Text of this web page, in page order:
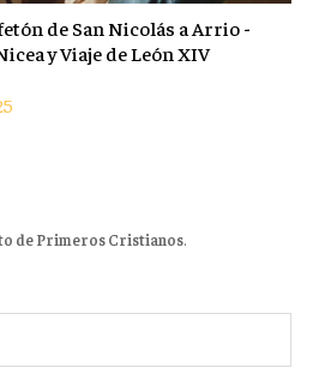
de San Nicolás a Arrio -
y Viaje de León XIV
de Primeros Cristianos.